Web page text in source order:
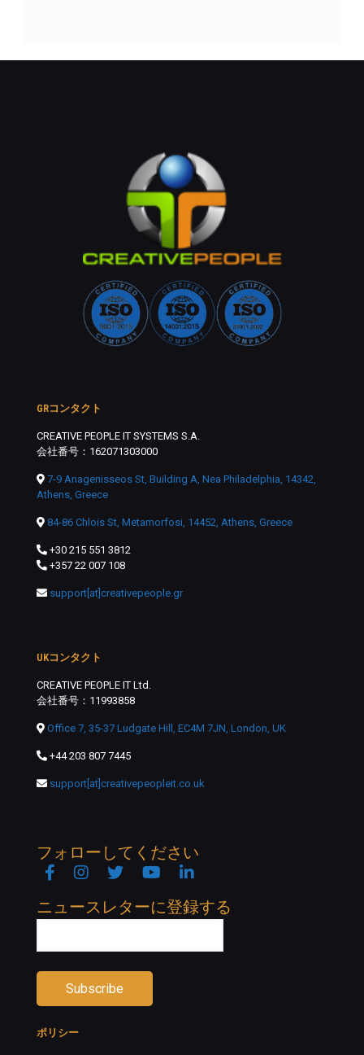
GRコンタクト
CREATIVE PEOPLE IT SYSTEMS S.A.
会社番号：162071303000
7-9 Anagenisseos St, Building A, Nea Philadelphia, 14342,
Athens, Greece
84-86 Chlois St, Metamorfosi, 14452, Athens, Greece
+30 215 551 3812
+357 22 007 108
support[at]creativepeople.gr
UKコンタクト
CREATIVE PEOPLE IT Ltd.
会社番号：11993858
Office 7, 35-37 Ludgate Hill, EC4M 7JN, London, UK
+44 203 807 7445
support[at]creativepeopleit.co.uk
フォローしてください
FacebookInstagramTwitter YouTubeLinkedin
ニュースレターに登録する
ポリシー